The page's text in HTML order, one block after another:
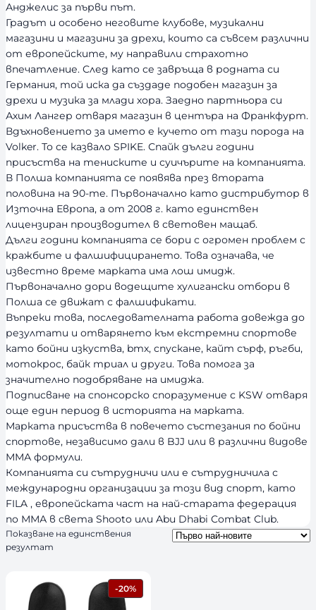
т
Анджелис за първи път.
Градът и особено неговите клубове, музикални
магазини и магазини за дрехи, които са съвсем различни
от европейските, му направили страхотно
впечатление. След като се завръща в родната си
Германия, той иска да създаде подобен магазин за
дрехи и музика за млади хора. Заедно партньора си
Ахим Лангер отваря магазин в центъра на Франкфурт.
Вдъхновението за името е кучето от тази порода на
Volker. То се казвало SPIKE. Спайк дълги години
присъства на тениските и суичърите на компанията.
В Полша компанията се появява през втората
половина на 90-те. Първоначално като дистрибутор в
Източна Европа, а от 2008 г. като единствен
лицензиран производител в световен мащаб.
Дълги години компанията се бори с огромен проблем с
кражбите и фалшифицирането. Това означава, че
известно време марката има лош имидж.
Първоначално дори водещите хулигански отбори в
Полша се движат с фалшификати.
Въпреки това, последователната работа довежда до
резултати и отварянето към екстремни спортове
като бойни изкуства, bmx, спускане, кайт сърф, ръгби,
мотокрос, байк триал и други. Това помога за
значително подобряване на имиджа.
Подписване на спонсорско споразумение с KSW отваря
още един период в историята на марката.
Марката присъства в повечето състезания по бойни
спортове, независимо дали в BJJ или в различни видове
ММА формули.
Компанията си сътрудничи или е сътрудничила с
международни организации за този вид спорт, като
FILA , европейската част на най-старата федерация
по ММА в света Shooto или Abu Dhabi Combat Club.
Показване на единствения
резултат
-20%П
Р